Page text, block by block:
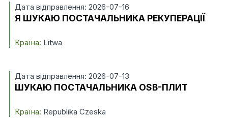
Дата відправлення: 2026-07-16
Я ШУКАЮ ПОСТАЧАЛЬНИКА РЕКУПЕРАЦІЇ
Країна: Litwa
Дата відправлення: 2026-07-13
ШУКАЮ ПОСТАЧАЛЬНИКА OSB-ПЛИТ
Країна: Republika Czeska